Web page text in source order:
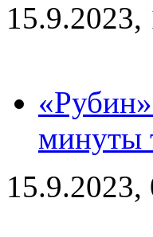
15.9.2023,
минуты
15.9.2023,